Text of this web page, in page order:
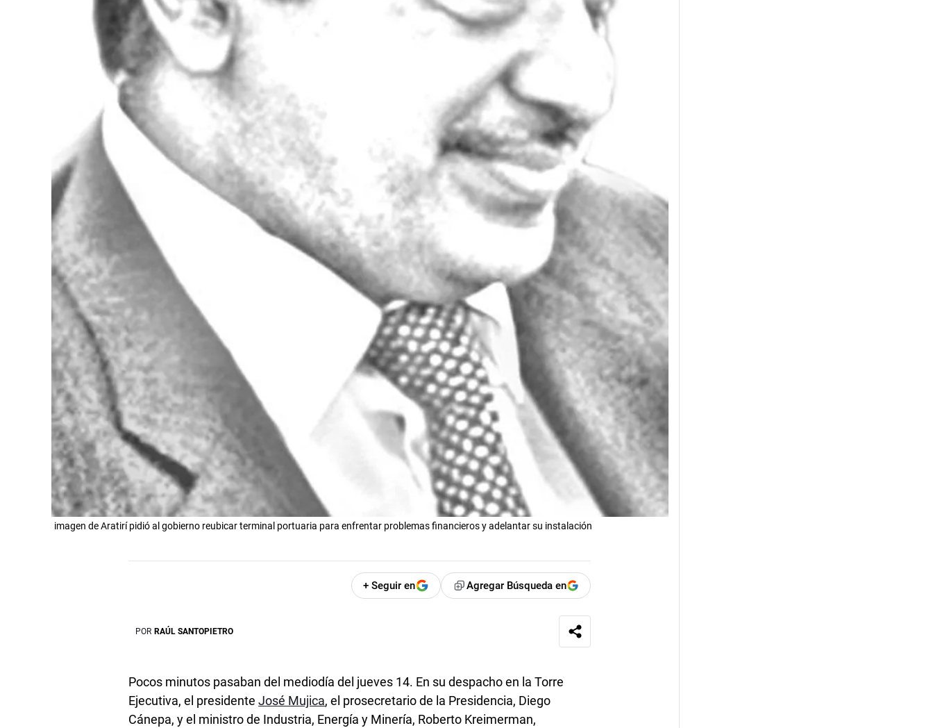
imagen de Aratirí pidió al gobierno reubicar terminal portuaria para enfrentar problemas financieros y adelantar su instalación
+ Seguir en Agregar Búsqueda en
POR RAÚL SANTOPIETRO
Pocos minutos pasaban del mediodía del jueves 14. En su despacho en la Torre
Ejecutiva, el presidenteJosé Mujica, el prosecretario de la Presidencia, Diego
Cánepa, y el ministro de Industria, Energía y Minería, Roberto Kreimerman,